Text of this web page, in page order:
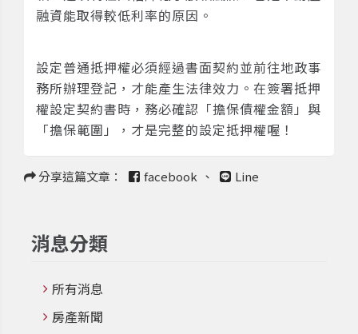
融資能取得較低利率的原因。
設定普通抵押權必須經過書面契約並前往地政事
務所辦理登記，才能產生法律效力。在簽署抵押
權設定契約書時，務必確認「擔保債權金額」與
「擔保範圍」，才是完整的設定抵押權喔！
分享這篇文章： facebook 、 Line
消息分類
所有消息
房產新聞